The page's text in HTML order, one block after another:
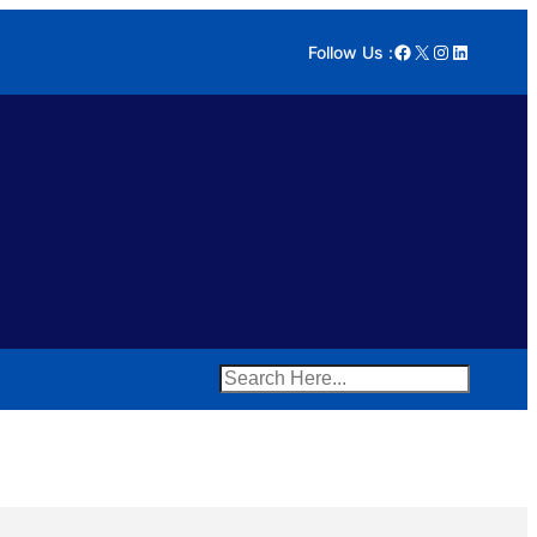
Follow Us :Facebook X Instagram LinkedIn
Search